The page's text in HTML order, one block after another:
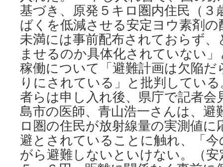
基づき、原発５キロ圏内住民（３
ばくを低減させる安定ヨウ素剤
未満には事前配布されておらず
ませるのか具体化されていない
稼働について「避難計画は欠陥だ
りにされている」と批判してい
者らは申し入れ後、県庁で記者会
島市の医師、青山浩一さんは、避
ロ圏の住民が放射線量の実測値に
避とされていることに触れ、「
がら避難しないといけない。（